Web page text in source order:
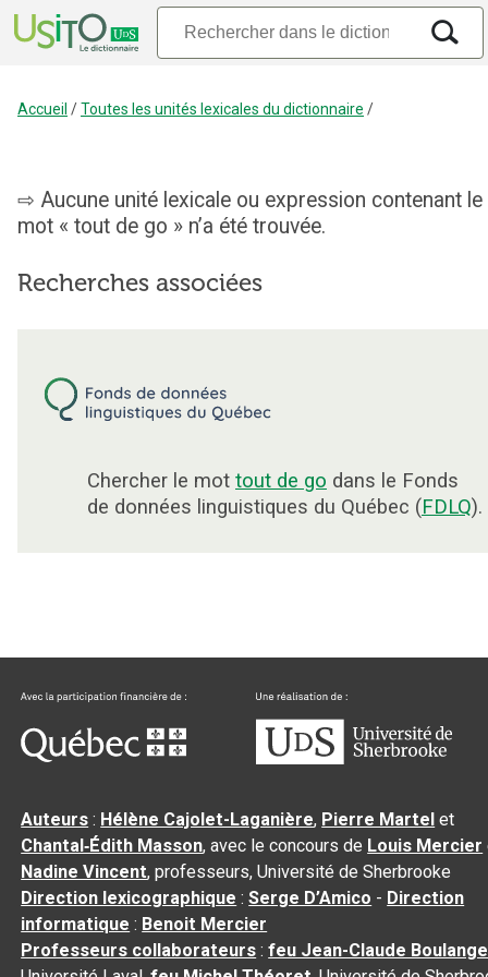
Accueil /Toutes les unités lexicales du dictionnaire /
Aucune unité lexicale ou expression contenant le
mot « tout de go » n’a été trouvée.
Recherches associées
Chercher le mot tout de go dans le Fonds
de données linguistiques du Québec (FDLQ).
Auteurs : Hélène Cajolet-Laganière, Pierre Martel et
Chantal‑Édith Masson, avec le concours de Louis Mercier
Nadine Vincent, professeurs, Université de Sherbrooke
Direction lexicographique :Serge D’Amico - Direction
informatique : Benoit Mercier
Professeurs collaborateurs :feu Jean-Claude